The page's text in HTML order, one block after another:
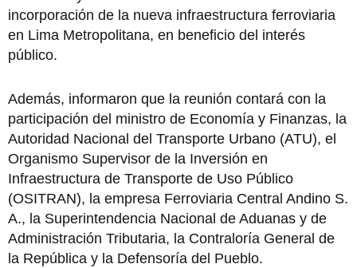
incorporación de la nueva infraestructura ferroviaria
en Lima Metropolitana, en beneficio del interés
público.
Además, informaron que la reunión contará con la
participación del ministro de Economía y Finanzas, la
Autoridad Nacional del Transporte Urbano (ATU), el
Organismo Supervisor de la Inversión en
Infraestructura de Transporte de Uso Público
(OSITRAN), la empresa Ferroviaria Central Andino S.
A., la Superintendencia Nacional de Aduanas y de
Administración Tributaria, la Contraloría General de
la República y la Defensoría del Pueblo.